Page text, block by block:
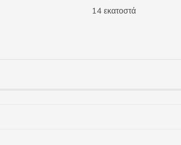
14 εκατοστά